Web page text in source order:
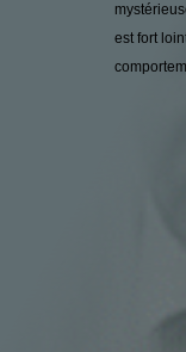
est fort